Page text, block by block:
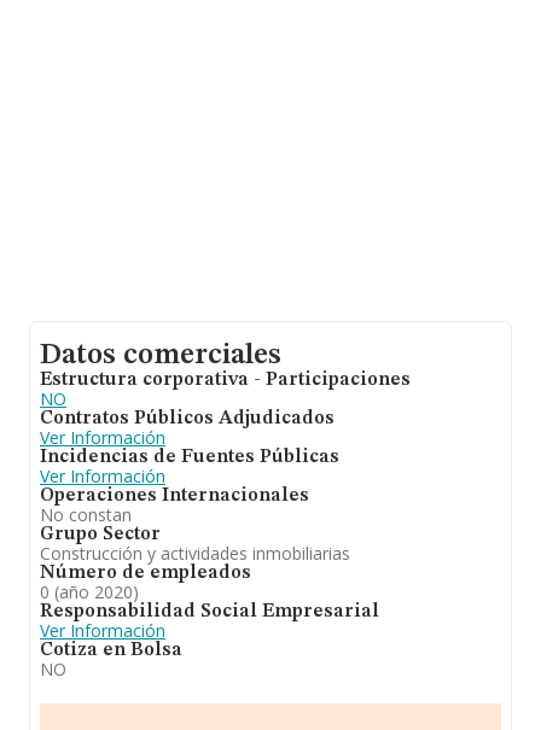
Datos comerciales
Estructura corporativa - Participaciones
NO
Contratos Públicos Adjudicados
Ver Información
Incidencias de Fuentes Públicas
Ver Información
Operaciones Internacionales
No constan
Grupo Sector
Construcción y actividades inmobiliarias
Número de empleados
0 (año 2020)
Responsabilidad Social Empresarial
Ver Información
Cotiza en Bolsa
NO